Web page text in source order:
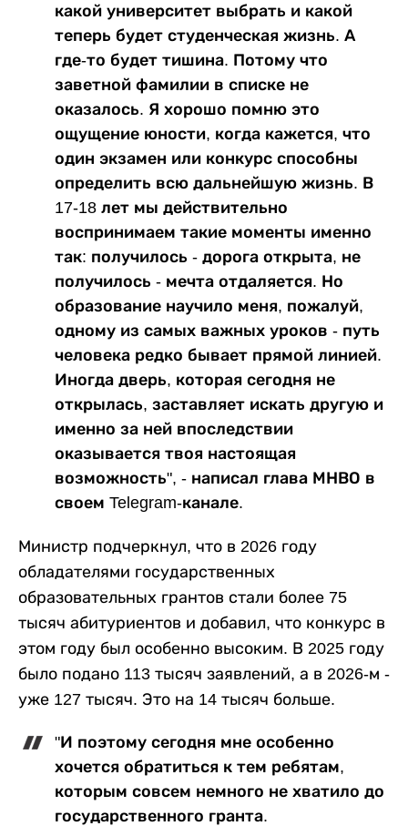
какой университет выбрать и какой
теперь будет студенческая жизнь. А
где-то будет тишина. Потому что
заветной фамилии в списке не
оказалось. Я хорошо помню это
ощущение юности, когда кажется, что
один экзамен или конкурс способны
определить всю дальнейшую жизнь. В
17-18 лет мы действительно
воспринимаем такие моменты именно
так: получилось - дорога открыта, не
получилось - мечта отдаляется. Но
образование научило меня, пожалуй,
одному из самых важных уроков - путь
человека редко бывает прямой линией.
Иногда дверь, которая сегодня не
открылась, заставляет искать другую и
именно за ней впоследствии
оказывается твоя настоящая
возможность", - написал глава МНВО в
своем Telegram-канале.
Министр подчеркнул, что в 2026 году
обладателями государственных
образовательных грантов стали более 75
тысяч абитуриентов и добавил, что конкурс в
этом году был особенно высоким. В 2025 году
было подано 113 тысяч заявлений, а в 2026-м -
уже 127 тысяч. Это на 14 тысяч больше.
"И поэтому сегодня мне особенно
хочется обратиться к тем ребятам,
которым совсем немного не хватило до
государственного гранта.